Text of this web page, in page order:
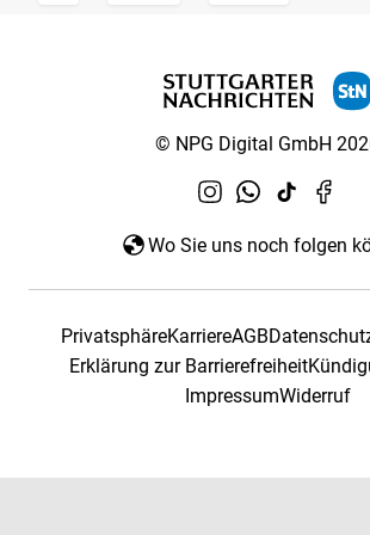
© NPG Digital GmbH
Wo Sie uns noch folgen
PrivatsphäreKarriereAGB
Erklärung zur Barrierefreiheit
ImpressumWiderruf